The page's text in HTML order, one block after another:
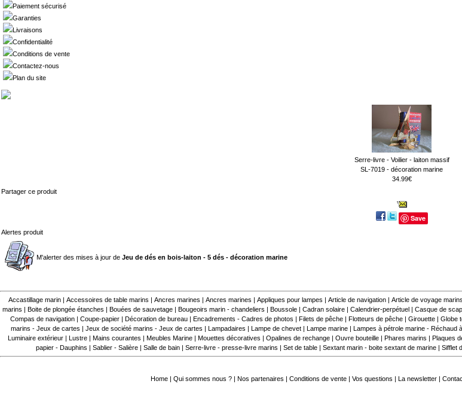
Paiement sécurisé
Garanties
Livraisons
Confidentialité
Conditions de vente
Contactez-nous
Plan du site
Serre-livre - Voilier - laiton massif
SL-7019 - décoration marine
34.99€
Partager ce produit
Save
Alertes produit
M'alerter des mises à jour de Jeu de dés en bois-laiton - 5 dés - décoration marine
Accastillage marin Accessoires de table marins Ancres marines Ancres marines Appliques pour lampes Article de navigation Article de voyage marins
marins
Boite de plongée étanches Bouées de sauvetage| Bougeoirs marin - chandeliers Boussole| Cadran solaire| Calendrier-perpétuel Casque de
Compas de navigation| Coupe-papier| Décoration de bureau| Encadrements - Cadres de photos Filets de pêche| Flotteurs de pêche| Girouette| Globe
marins - Jeux de cartes
Jeux de société marins - Jeux de cartes Lampadaires Lampe de chevet Lampe marine Lampes à pétrole marine - Réchaud
Luminaire extérieur| Lustre| Mains courantes Meubles Marine| Mouettes décoratives Opalines de rechange| Ouvre bouteille| Phares marins Plaques
papier - Dauphins
Sablier - Salière| Salle de bain| Serre-livre - presse-livre marins Set de table| Sextant marin - boite sextant de marine| Sifflet
Home Qui sommes nous ? Nos partenaires Conditions de vente Vos questions La newsletter